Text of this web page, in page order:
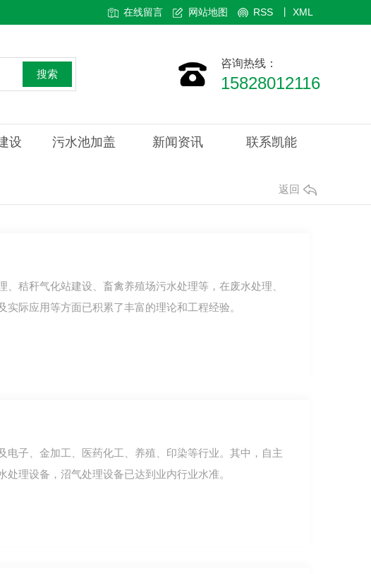
在线留言 网站地图 RSS XML
搜索
咨询热线：
15828012116
设 污水池加盖 新闻资讯 联系凯能
返回
、秸秆气化站建设、畜禽养殖场污水处理等，在废水处理、
实际应用等方面已积累了丰富的理论和工程经验。
电子、金加工、医药化工、养殖、印染等行业。其中，自主
处理设备，沼气处理设备已达到业内行业水准。